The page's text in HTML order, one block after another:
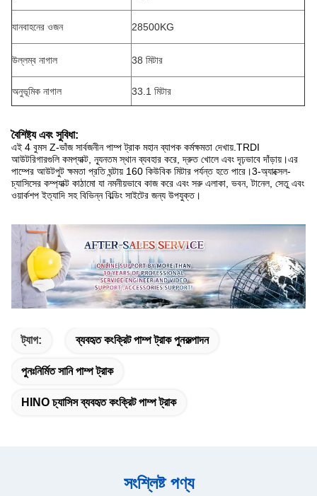
যানবাহনের ওজন 28500KG
উল্লম্ব নাগাল 38 মিটার
অনুভূমিক নাগাল 33.1 মিটার
বৈশিষ্ট্য এবং সুবিধা:
এই 4 বুমস Z-ভাঁজ সার্বজনীন পাম্প ট্রাক মহান ব্যাপক কর্মক্ষমতা দেখায়.TRDI
আউটরিগারগুলি কমপ্যাক্ট, ন্যূনতম স্থান ব্যবহার করে, দ্রুত খোলে এবং দৃঢ়ভাবে দাঁড়ায়।এর
পাম্পের আউটপুট ক্ষমতা প্রতি ঘন্টায় 160 কিউবিক মিটার পর্যন্ত হতে পারে।3-অ্যাক্সেল-
চ্যাসিসের কম্প্যাক্ট কাঠামো যা নমনীয়ভাবে কাজ করে এবং সরু এলাকা, ভবন, টানেল, সেতু এবং
ওয়ার্কশপ ইত্যাদি সহ বিভিন্ন বিল্ডিং সাইটের জন্য উপযুক্ত।
ট্যাগ: ব্যবহৃত কংক্রিট পাম্প ট্রাক পুনরুত্পাদন
পুনঃনির্মিত সানি পাম্প ট্রাক
HINO চ্যাসিস ব্যবহৃত কংক্রিট পাম্প ট্রাক
সংশ্লিষ্ট পণ্য